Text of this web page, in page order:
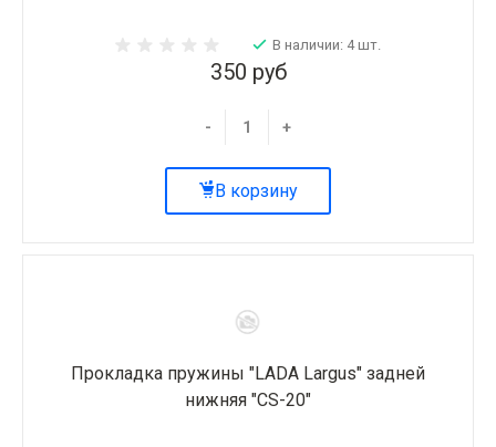
В наличии: 4 шт.
350 руб
- +
В корзину
Прокладка пружины "LADA Largus" задней
нижняя "CS-20"